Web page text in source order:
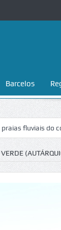
Barcelos
do concelho